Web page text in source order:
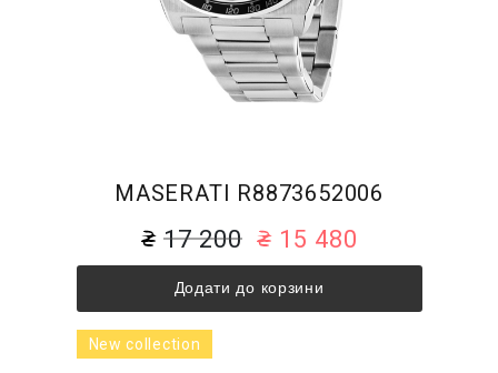
MASERATI R8873652006
17 200 15 480
Додати до корзини
New collection